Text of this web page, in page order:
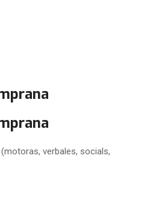
verbales, socials,